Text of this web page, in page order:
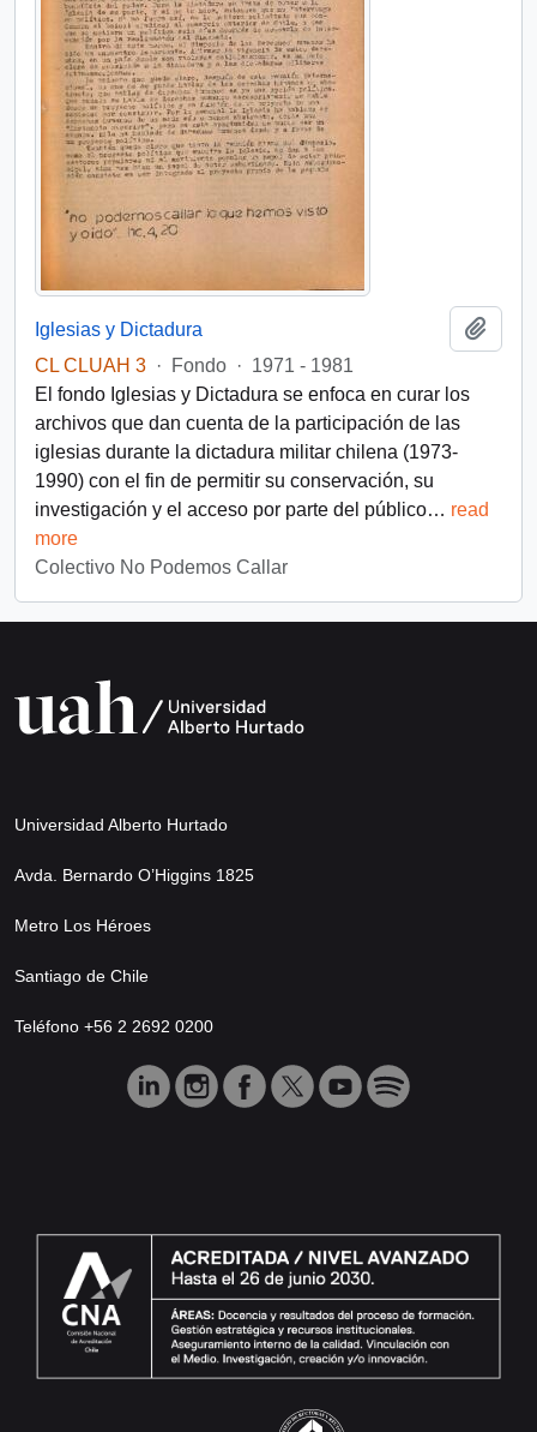
Iglesias y Dictadura
CL CLUAH 3 · Fondo · 1971 - 1981
El fondo Iglesias y Dictadura se enfoca en curar los
archivos que dan cuenta de la participación de las
iglesias durante la dictadura militar chilena (1973-
1990) con el fin de permitir su conservación, su
investigación y el acceso por parte del público… read
more
Colectivo No Podemos Callar
Universidad Alberto Hurtado
Avda. Bernardo O’Higgins 1825
Metro Los Héroes
Santiago de Chile
Teléfono +56 2 2692 0200